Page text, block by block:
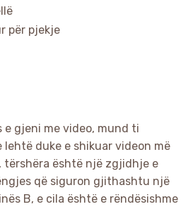
për pjekje
gjeni me video, mund ti
duke e shikuar videon më
tërshëra është një zgjidhje e
që siguron gjithashtu një
B, e cila është e rëndësishme